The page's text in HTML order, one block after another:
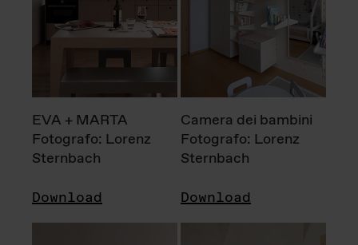
EVA + MARTA
Fotografo: Lorenz
Sternbach
Download
Camera dei bambini
Fotografo: Lorenz
Sternbach
Download